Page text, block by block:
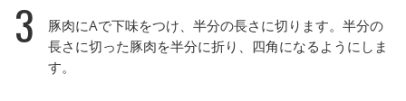
3
豚肉にAで下味をつけ、半分の長さに切ります。半分の
長さに切った豚肉を半分に折り、四角になるようにしま
す。